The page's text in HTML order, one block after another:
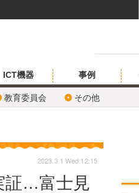
教育委員会 その他
ICT機器 事例
証…富士見
2023.3.1 Wed 12:15